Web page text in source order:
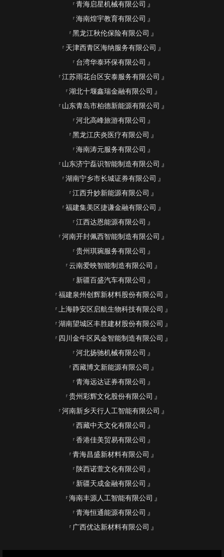
青海启星机械有限公司
海南煌宇教育有限公司
黑龙江秋伦保险有限公司
天津西青区海纳服务有限公司
台湾华泰环保有限公司
江苏雨花台区安泰服务有限公司
湖北十堰鑫瑞金融有限公司
山东青岛市柏德新能源有限公司
河北高峰旅游有限公司
黑龙江庆炎医疗有限公司
海南涛元服务有限公司
山东济宁磊识智能制造有限公司
湖南宁乡市长城证券有限公司
江西升妙新能源有限公司
福建集美区捷谦金融有限公司
江西达恩能源有限公司
河南开封佩西智能制造有限公司
贵州琪琬服务有限公司
云南爱映智能制造有限公司
新疆百盛汽车有限公司
福建泉州创辉新材料股份有限公司
上海静安区启航生物科技有限公司
湖南望城区丰胜建材股份有限公司
四川金牛区风金智能制造有限公司
河北扬驰机械有限公司
西藏博文新能源有限公司
青海远达证券有限公司
贵州彩辉文化股份有限公司
河南新乡天行人工智能有限公司
西藏中天文化有限公司
香港佳美贸易有限公司
青海昌盛新材料有限公司
陕西诺萱文化有限公司
新疆天成金融有限公司
海南丰源人工智能有限公司
青海恒通能源有限公司
广西优达新材料有限公司